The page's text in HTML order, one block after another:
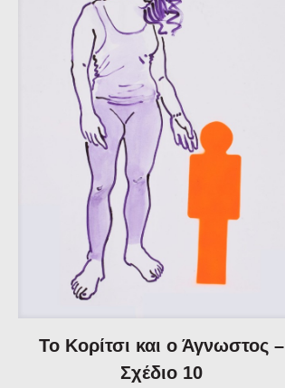
Το Κορίτσι και ο Άγνωστος –
Σχέδιο 10